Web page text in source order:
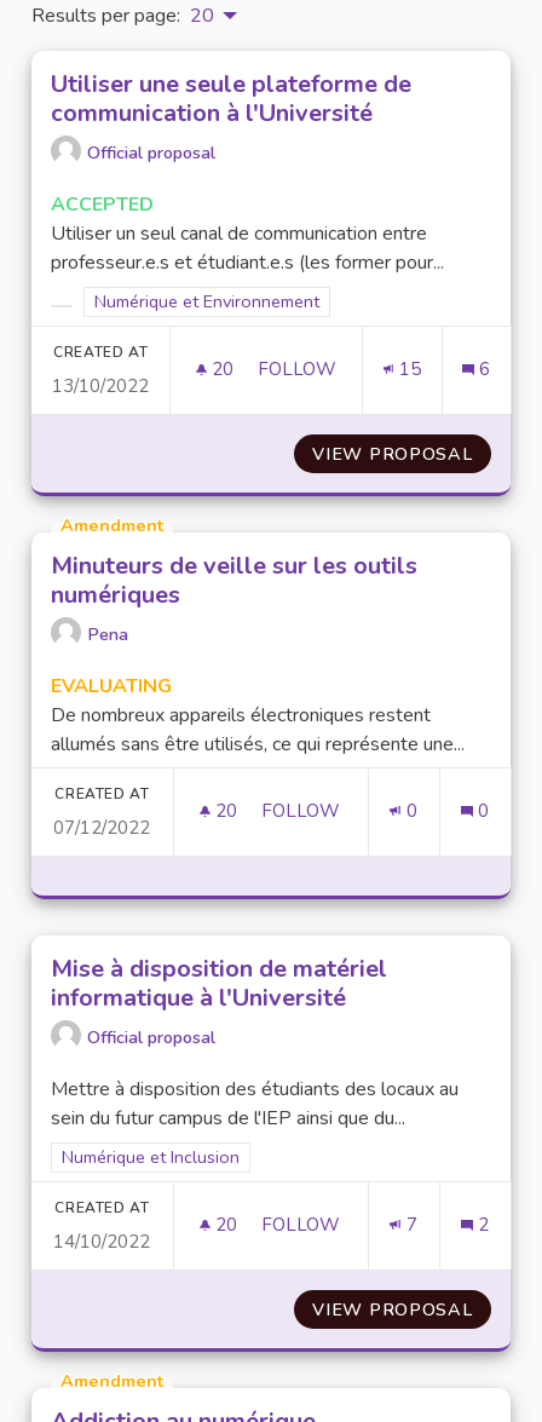
Results per page: 20
Utiliser une seule plateforme de
communication à l'Université
Official proposal
ACCEPTED
Utiliser un seul canal de communication entre
professeur.e.s et étudiant.e.s (les former pour...
Filter results for category:
Filter results for scope: Numérique et Environnement
Numérique et Environnement
CREATED AT
13/10/2022
20 20 FOLLOWERS
FOLLOW 15 6
VIEW PROPOSAL
Amendment
Minuteurs de veille sur les outils
numériques
Pena
EVALUATING
De nombreux appareils électroniques restent
allumés sans être utilisés, ce qui représente une...
CREATED AT
07/12/2022
20 20 FOLLOWERS
FOLLOW 0 0
Mise à disposition de matériel
informatique à l'Université
Official proposal
Mettre à disposition des étudiants des locaux au
sein du futur campus de l'IEP ainsi que du...
Filter results for scope: Numérique et Inclusion
Numérique et Inclusion
CREATED AT
14/10/2022
20 20 FOLLOWERS
FOLLOW 7 2
VIEW PROPOSALMISE
Amendment